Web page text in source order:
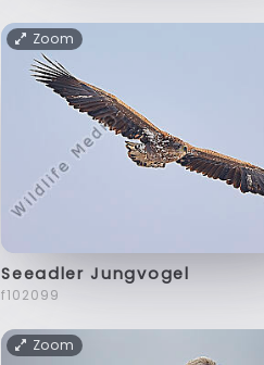
Zoom
Seeadler Jungvogel
f102099
Zoom